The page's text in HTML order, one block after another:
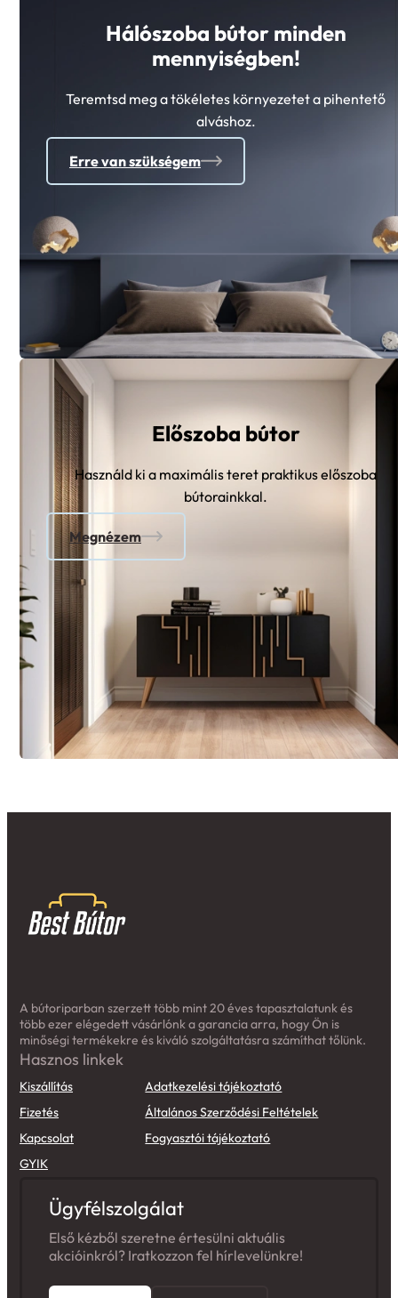
Hálószoba bútor minden
mennyiségben!
Teremtsd meg a tökéletes környezetet a pihentető
alváshoz.
Erre van szükségem
Előszoba bútor
Használd ki a maximális teret praktikus előszoba
bútorainkkal.
Megnézem
A bútoriparban szerzett több mint 20 éves tapasztalatunk és
több ezer elégedett vásárlónk a garancia arra, hogy Ön is
minőségi termékekre és kiváló szolgáltatásra számíthat tőlünk.
Hasznos linkek
Kiszállítás
Fizetés
Kapcsolat
GYIK
Adatkezelési tájékoztató
Általános Szerződési Feltételek
Fogyasztói tájékoztató
Ügyfélszolgálat
Első kézből szeretne értesülni aktuális
akcióinkról? Iratkozzon fel hírlevelünkre!